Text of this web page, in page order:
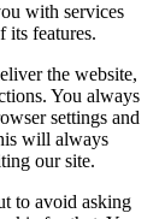
with services
its features.
the website,
You always
settings and
will always
our site.
to avoid asking